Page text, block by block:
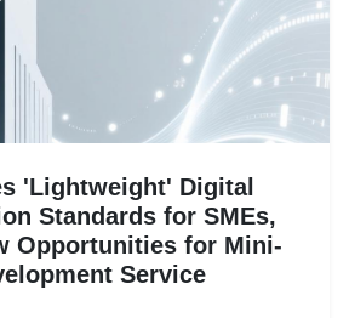
'Lightweight' Digital
Standards for SMEs,
Opportunities for Mini-
Service